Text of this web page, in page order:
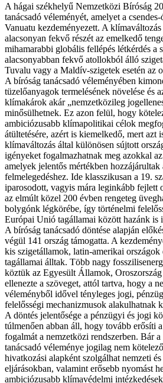
A hágai székhelyű Nemzetközi Bíróság
tanácsadó véleményét, amelyet a
Vanuatu kezdeményezett. A
alacsonyan fekvő részét az emelkedő
mihamarabbi globális fellépés létkérdés a
alacsonyabban fekvő atollokból álló
Tuvalu vagy a Maldív-szigetek esetén az
A bíróság tanácsadó véleményében
tüzelőanyagok termelésének növelése és
klímakárok akár „nemzetközileg
minősülhetnek. Ez azon felül, hogy
ambiciózusabb klímapolitikai célok
átültetésére, azért is kiemelkedő, mert azt
klímaváltozás által különösen sújtott
igényeket fogalmazhatnak meg azokkal
amelyek jelentős mértékben hozzájárultak
felmelegedéshez. Ide klasszikusan a 19.
iparosodott, vagyis mára leginkább fejlett
az elmúlt közel 200 évben rengeteg
bolygónk légkörébe, így történelmi
Európai Unió tagállamai között hazánk is
A bíróság tanácsadó döntése alapján
végül 141 ország támogatta. A
kis szigetállamok, latin-amerikai
tagállamai álltak. Több nagy
köztük az Egyesült Államok,
ellenezte a szöveget, attól tartva, hogy a
véleményből idővel tényleges jogi,
felelősségi mechanizmusok alakulhatnak
A döntés jelentősége a pénzügyi és jogi
túlmenően abban áll, hogy tovább erősíti
fogalmát a nemzetközi rendszerben. Bár
tanácsadó véleménye jogilag nem
hivatkozási alapként szolgálhat nemzeti
eljárásokban, valamint erősebb nyomást
ambiciózusabb klímavédelmi